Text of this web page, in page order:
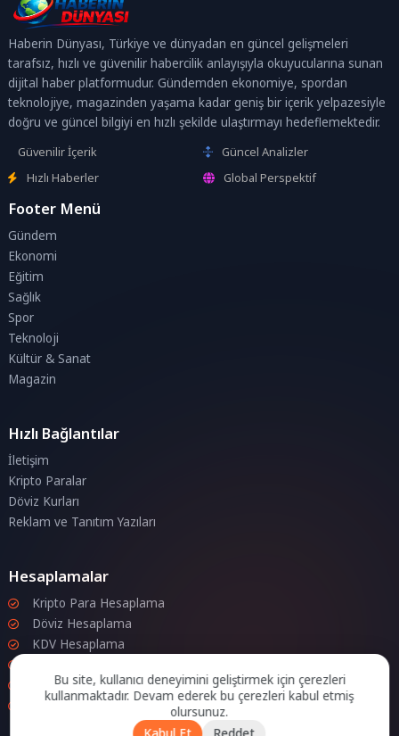
Haberin Dünyası, Türkiye ve dünyadan en güncel gelişmeleri
tarafsız, hızlı ve güvenilir habercilik anlayışıyla okuyucularına sunan
dijital haber platformudur. Gündemden ekonomiye, spordan
teknolojiye, magazinden yaşama kadar geniş bir içerik yelpazesiyle
doğru ve güncel bilgiyi en hızlı şekilde ulaştırmayı hedeflemektedir.
Güvenilir İçerik
Güncel Analizler
Hızlı Haberler
Global Perspektif
Footer Menü
Gündem
Ekonomi
Eğitim
Sağlık
Spor
Teknoloji
Kültür & Sanat
Magazin
Hızlı Bağlantılar
İletişim
Kripto Paralar
Döviz Kurları
Reklam ve Tanıtım Yazıları
Hesaplamalar
Kripto Para Hesaplama
Döviz Hesaplama
KDV Hesaplama
Zam Hesaplama
Bileşik Hesaplama
Bu site, kullanıcı deneyimini geliştirmek için çerezleri
kullanmaktadır. Devam ederek bu çerezleri kabul etmiş
olursunuz.